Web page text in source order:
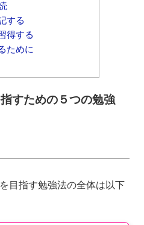
する
得する
ために
すための５つの勉強
目指す勉強法の全体は以下